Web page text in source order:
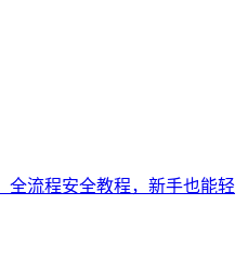
全流程安全教程，新手也能轻